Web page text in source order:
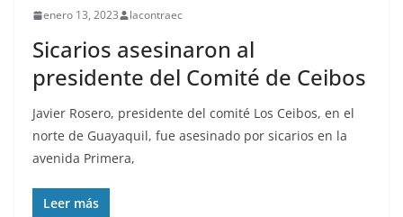
enero 13, 2023 lacontraec
Sicarios asesinaron al
presidente del Comité de Ceibos
Javier Rosero, presidente del comité Los Ceibos, en el
norte de Guayaquil, fue asesinado por sicarios en la
avenida Primera,
Leer más